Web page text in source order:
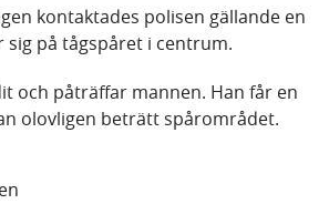
kontaktades polisen gällande en
sig på tågspåret i centrum.
och påträffar mannen. Han får en
olovligen beträtt spårområdet.